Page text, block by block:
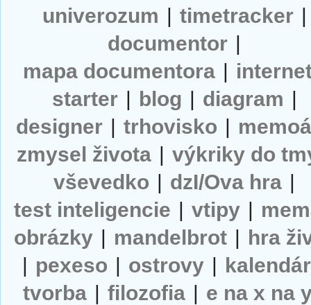
univerozum | timetracker |
documentor |
mapa documentora |
starter | blog | diagram |
designer | trhovisko |
zmysel života | výkriky do
vševedko | dzI/Ova hra |
test inteligencie | vtipy |
obrázky | mandelbrot | hra
| pexeso | ostrovy | kalendár
tvorba | filozofia | e na x na